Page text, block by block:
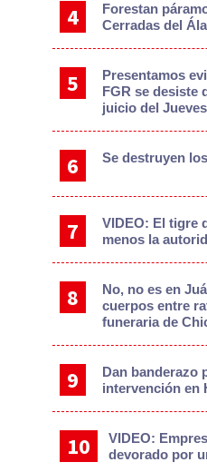
Forestan
Cerradas del
Presentamos
FGR se desiste
juicio del
Se destruyen
VIDEO: El tigre
menos la
No, no es en
cuerpos entre
funeraria de
Dan banderazo
intervención en
VIDEO:
devorado por